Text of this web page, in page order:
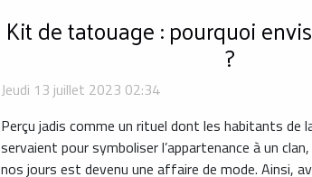
Kit de tatouage : pourquoi
?
Jeudi 13 juillet 2023 02:34
Perçu jadis comme un rituel dont les habitants de
servaient pour symboliser l’appartenance à un
nos jours est devenu une affaire de mode. Ainsi,